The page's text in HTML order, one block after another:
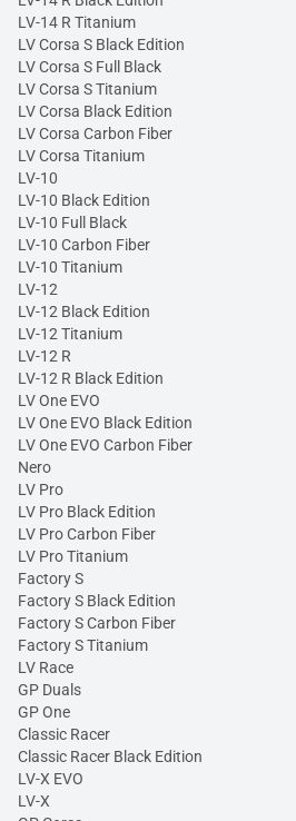
LV-14 R Titanium
LV Corsa S Black Edition
LV Corsa S Full Black
LV Corsa S Titanium
LV Corsa Black Edition
LV Corsa Carbon Fiber
LV Corsa Titanium
LV-10
LV-10 Black Edition
LV-10 Full Black
LV-10 Carbon Fiber
LV-10 Titanium
LV-12
LV-12 Black Edition
LV-12 Titanium
LV-12 R
LV-12 R Black Edition
LV One EVO
LV One EVO Black Edition
LV One EVO Carbon Fiber
Nero
LV Pro
LV Pro Black Edition
LV Pro Carbon Fiber
LV Pro Titanium
Factory S
Factory S Black Edition
Factory S Carbon Fiber
Factory S Titanium
LV Race
GP Duals
GP One
Classic Racer
Classic Racer Black Edition
LV-X EVO
LV-X